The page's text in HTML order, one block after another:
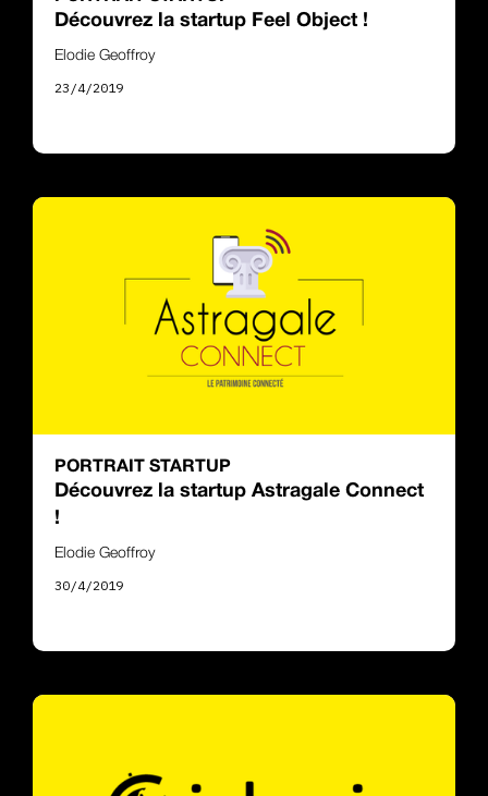
Découvrez la startup Feel Object !
Elodie Geoffroy
23/4/2019
PORTRAIT STARTUP
Découvrez la startup Astragale Connect
!
Elodie Geoffroy
30/4/2019